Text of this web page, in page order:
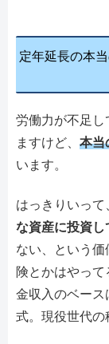
定年延長の本
労働力が不足し
ますけど、 本当
います。
はっきりいって
な資産に投資し
ない、という
険とかはやっ
金収入のベー
式。現役世代の